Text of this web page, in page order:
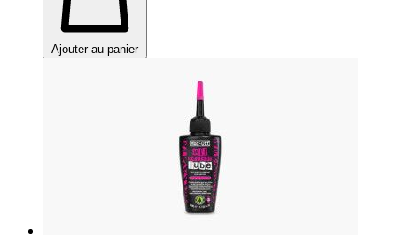
Ajouter au panier